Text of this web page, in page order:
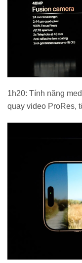
1h20: Tính năng
quay video ProRes,